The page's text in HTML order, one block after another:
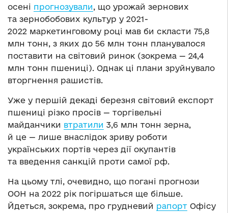
осені прогнозували, що урожай зернових
та зернобобових культур у 2021-
2022 маркетинговому році мав би скласти 75,8
млн тонн, з яких до 56 млн тонн планувалося
поставити на світовий ринок (зокрема — 24,4
млн тонн пшениці). Однак ці плани зруйнувало
вторгнення рашистів.
Уже у першій декаді березня світовий експорт
пшениці різко просів — торгівельні
майданчики втратили 3,6 млн тонн зерна,
й це — лише внаслідок зриву роботи
українських портів через дії окупантів
та введення санкцій проти самої рф.
На цьому тлі, очевидно, що погані прогнози
ООН на 2022 рік погіршаться ще більше.
Йдеться, зокрема, про грудневий рапорт Офісу